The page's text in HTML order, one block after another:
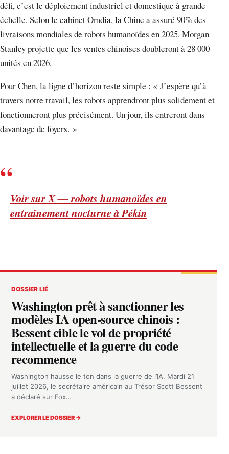
défi, c’est le déploiement industriel et domestique à grande
échelle. Selon le cabinet Omdia, la Chine a assuré 90% des
livraisons mondiales de robots humanoïdes en 2025. Morgan
Stanley projette que les ventes chinoises doubleront à 28 000
unités en 2026.
Pour Chen, la ligne d’horizon reste simple : « J’espère qu’à
travers notre travail, les robots apprendront plus solidement et
fonctionneront plus précisément. Un jour, ils entreront dans
davantage de foyers. »
Voir sur X — robots humanoïdes en
entraînement nocturne à Pékin
DOSSIER LIÉ
Washington prêt à sanctionner les
modèles IA open-source chinois :
Bessent cible le vol de propriété
intellectuelle et la guerre du code
recommence
Washington hausse le ton dans la guerre de l’IA. Mardi 21
juillet 2026, le secrétaire américain au Trésor Scott Bessent
a déclaré sur Fox…
EXPLORER LE DOSSIER →